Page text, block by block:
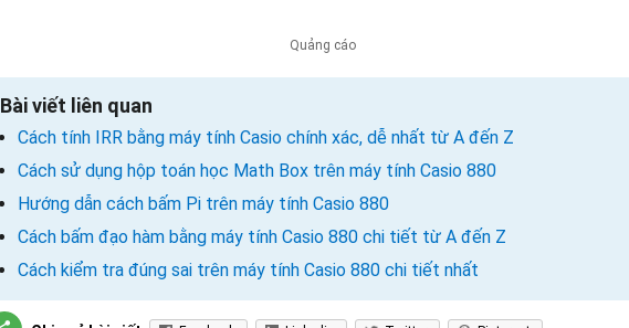
Bài viết liên quan
Cách tính IRR bằng máy tính Casio chính xác, dễ nhất từ A đến Z
Cách sử dụng hộp toán học Math Box trên máy tính Casio 880
Hướng dẫn cách bấm Pi trên máy tính Casio 880
Cách bấm đạo hàm bằng máy tính Casio 880 chi tiết từ A đến Z
Cách kiểm tra đúng sai trên máy tính Casio 880 chi tiết nhất